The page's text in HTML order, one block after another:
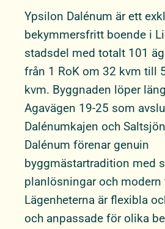
Ypsilon Dalénum är ett
bekymmersfritt boende i
stadsdel med totalt 101
från 1 RoK om 32 kvm till
kvm. Byggnaden löper
Agavägen 19-25 som
Dalénumkajen och
Dalénum förenar genuin
byggmästartradition med
planlösningar och modern
Lägenheterna är flexibla
och anpassade för olika